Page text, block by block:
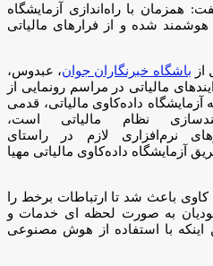
همزمان با راه‌اندازی آزمایشگاه
هوشمند شده و از فرار‌های مالیاتی
از باشگاه خبرنگاران جوان، عبدوس،
مالیاتی در مراسم رونمایی از
آزمایشگاه داده‌کاوی مالیاتی، قدمی
نظام مالیاتی است،
نرم‌افزاری لازم در راستای
آزمایشگاه داده‌کاوی مالیاتی مهیا
کاوی باعث شد تا ارتباطات برخط را
مودیان به صورت لحظه ای خدمات و
اینکه با استفاده از هوش مصنوعی